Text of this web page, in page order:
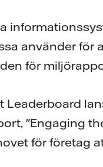
använder för
för
Leaderboard
"Engaging
för företag